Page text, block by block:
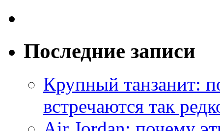
Последние записи
Крупный танзанит:
встречаются так